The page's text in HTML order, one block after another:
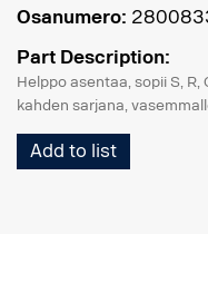
Osanumero:
Part Description:
Helppo asentaa, sopii S,
kahden sarjana,
Add to list